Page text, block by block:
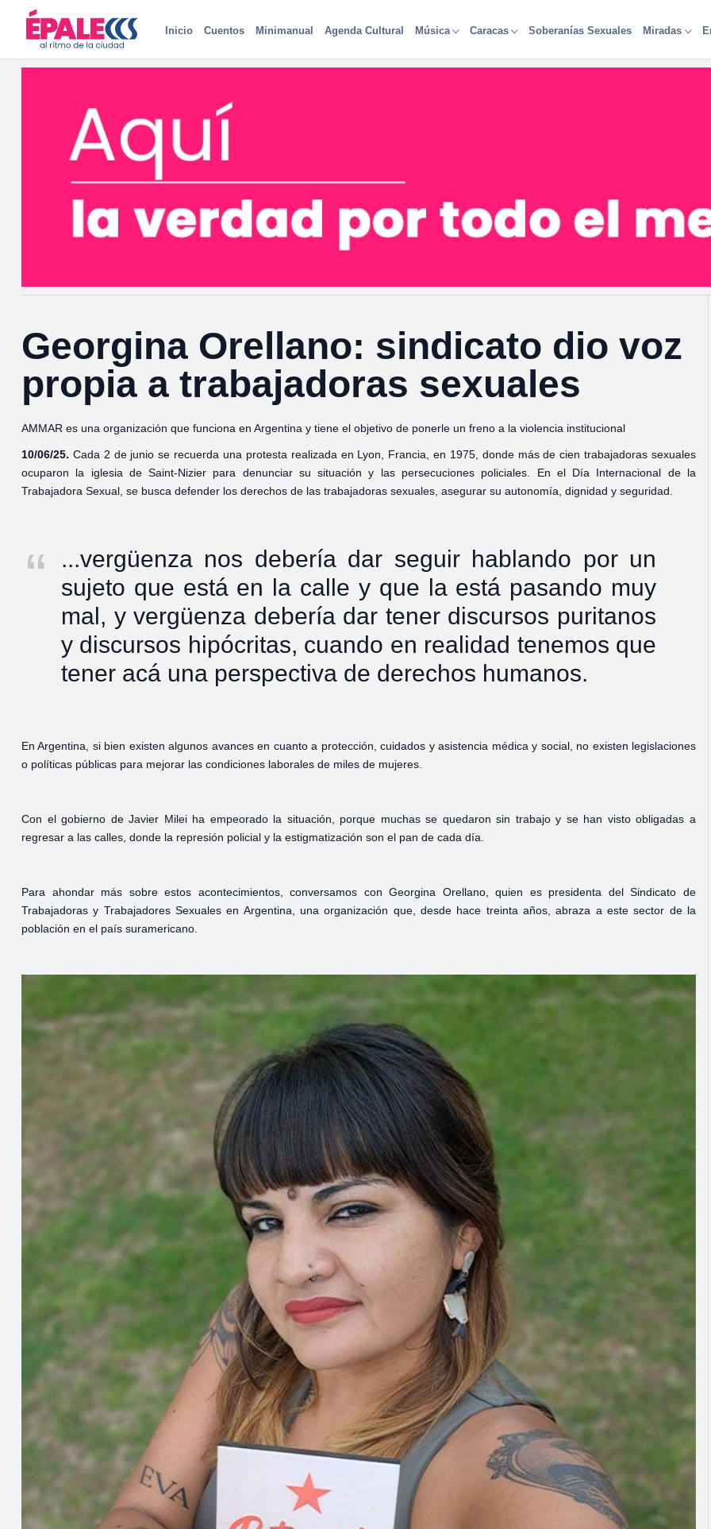
Inicio Cuentos Minimanual Agenda Cultural Música Caracas Soberanías Sexuales Miradas
Georgina Orellano: sindicato dio voz
propia a trabajadoras sexuales
AMMAR es una organización que funciona en Argentina y tiene el objetivo de ponerle un freno a la violencia institucional
10/06/25. Cada 2 de junio se recuerda una protesta realizada en Lyon, Francia, en 1975, donde más de cien trabajadoras sexuales
ocuparon la iglesia de Saint-Nizier para denunciar su situación y las persecuciones policiales. En el Día Internacional de la
Trabajadora Sexual, se busca defender los derechos de las trabajadoras sexuales, asegurar su autonomía, dignidad y seguridad.
...vergüenza nos debería dar seguir hablando por un
sujeto que está en la calle y que la está pasando muy
mal, y vergüenza debería dar tener discursos puritanos
y discursos hipócritas, cuando en realidad tenemos que
tener acá una perspectiva de derechos humanos.
En Argentina, si bien existen algunos avances en cuanto a protección, cuidados y asistencia médica y social, no existen legislaciones
o políticas públicas para mejorar las condiciones laborales de miles de mujeres.
Con el gobierno de Javier Milei ha empeorado la situación, porque muchas se quedaron sin trabajo y se han visto obligadas a
regresar a las calles, donde la represión policial y la estigmatización son el pan de cada día.
Para ahondar más sobre estos acontecimientos, conversamos con Georgina Orellano, quien es presidenta del Sindicato de
Trabajadoras y Trabajadores Sexuales en Argentina, una organización que, desde hace treinta años, abraza a este sector de la
población en el país suramericano.